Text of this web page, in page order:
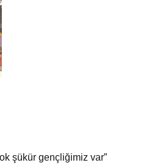
şükür gençliğimiz var”